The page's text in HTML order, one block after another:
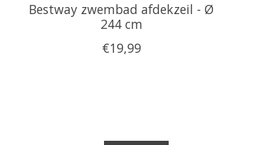
Bestway zwembad afdekzeil - Ø
244 cm
€19,99